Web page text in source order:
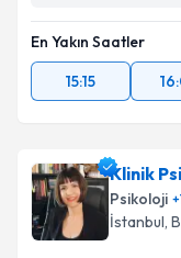
En Yakın Saatler
15:15
Klinik
Psikoloji +
İstanbul,